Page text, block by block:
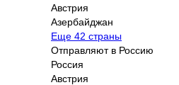
Австрия
Азербайджан
Еще 42 страны
Отправляют в Россию
Россия
Австрия